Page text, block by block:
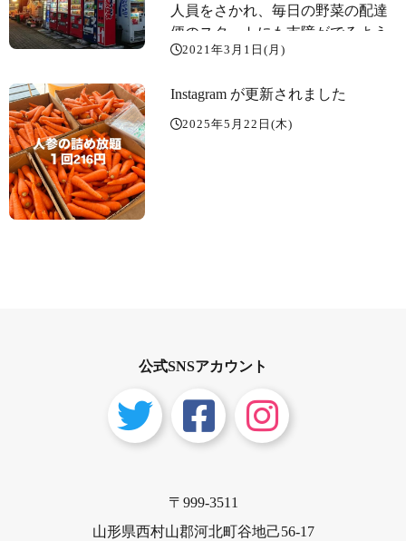
人員をさかれ、毎日の野菜の配達
便のスタートにも支障がでるよう
になってしまいました。学校給食
施設、社員食堂等の給食？の食材
納入に遅れることはできないの
2021年3月1日(月)
Instagram が更新されました
2025年5月22日(木)
公式SNSアカウント
〒999-3511
山形県西村山郡河北町谷地己56-17